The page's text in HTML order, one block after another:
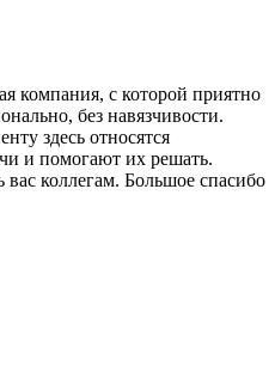
компания, с которой приятно
без навязчивости.
здесь относятся
и помогают их решать.
вас коллегам. Большое спасибо